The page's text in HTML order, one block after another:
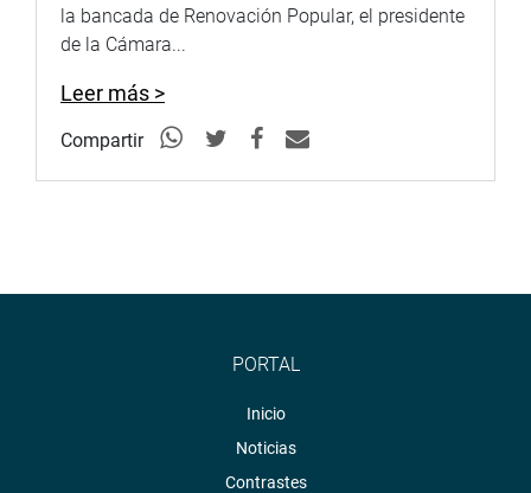
la bancada de Renovación Popular, el presidente
de la Cámara...
Leer más >
Compartir
PORTAL
Inicio
Noticias
Contrastes